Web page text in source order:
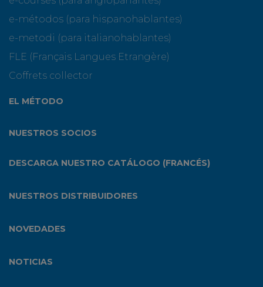
e-métodos (para hispanohablantes)
e-metodi (para italianohablantes)
FLE (Français Langues Etrangère)
Coffrets collector
EL MÉTODO
NUESTROS SOCIOS
DESCARGA NUESTRO CATÁLOGO (FRANCÉS)
NUESTROS DISTRIBUIDORES
NOVEDADES
NOTICIAS